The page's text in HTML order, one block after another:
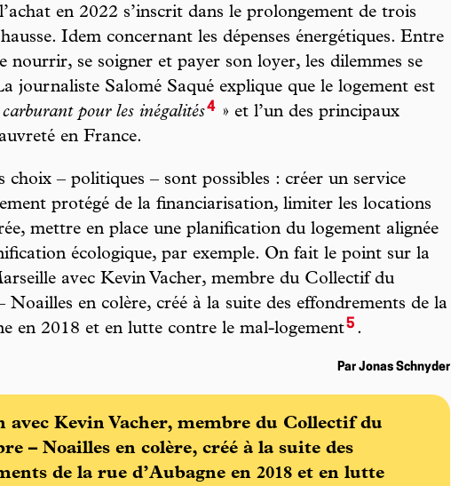
en 2022 s’inscrit dans le prolongement de trois
Idem concernant les dépenses énergétiques. Entre
nourrir, se soigner et payer son loyer, les dilemmes se
journaliste Salomé Saqué explique que le logement est
pour les inégalités4 » et l’un des principaux
en France.
choix – politiques – sont possibles : créer un service
protégé de la financiarisation, limiter les locations
mettre en place une planification du logement alignée
écologique, par exemple. On fait le point sur la
avec Kevin Vacher, membre du Collectif du
Noailles en colère, créé à la suite des effondrements de la
en 2018 et en lutte contre le mal-logement5 .
Par Jonas Schnyder
avec Kevin Vacher, membre du Collectif du
– Noailles en colère, créé à la suite des
de la rue d’Aubagne en 2018 et en lutte